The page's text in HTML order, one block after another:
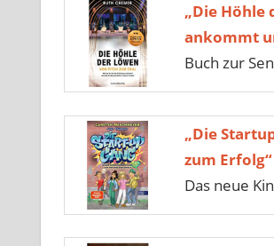
„Die Höhle
ankommt
Buch zur
„Die
zum Erfolg“
Das neue